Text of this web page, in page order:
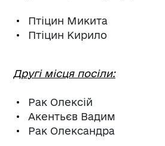
Птіцин Микита
Птіцин Кирило
Другі місця посіли:
Рак Олексій
Акентьєв Вадим
Рак Олександра